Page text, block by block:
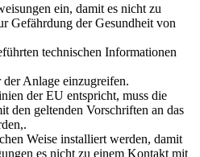
ein, damit es nicht zu
Gefährdung der Gesundheit von
technischen Informationen
Anlage einzugreifen.
der EU entspricht, muss die
den geltenden Vorschriften an das
Weise installiert werden, damit
es nicht zu einem Kontakt mit